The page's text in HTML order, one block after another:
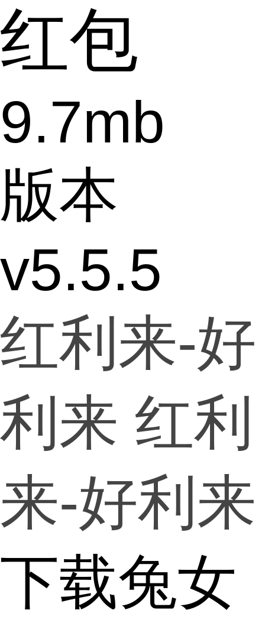
红包
9.7mb
版本
v5.5.5
红利来-好
利来 红利
来-好利来
下载兔女